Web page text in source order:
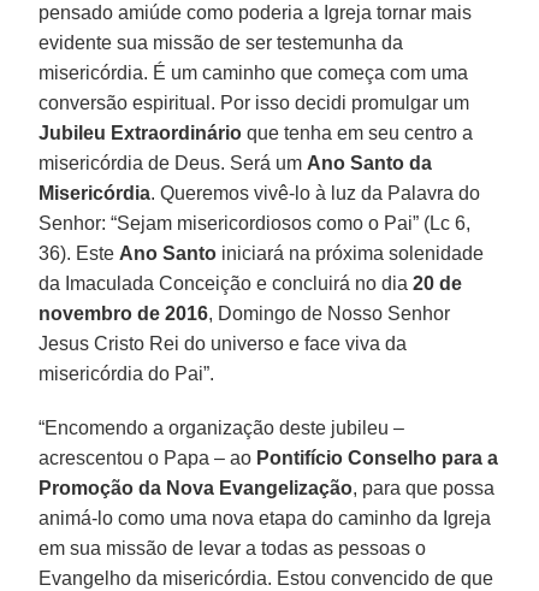
pensado amiúde como poderia a Igreja tornar mais
evidente sua missão de ser testemunha da
misericórdia. É um caminho que começa com uma
conversão espiritual. Por isso decidi promulgar um
Jubileu Extraordinário que tenha em seu centro a
misericórdia de Deus. Será um Ano Santo da
Misericórdia. Queremos vivê-lo à luz da Palavra do
Senhor: “Sejam misericordiosos como o Pai” (Lc 6,
36). Este Ano Santo iniciará na próxima solenidade
da Imaculada Conceição e concluirá no dia20 de
novembro de 2016, Domingo de Nosso Senhor
Jesus Cristo Rei do universo e face viva da
misericórdia do Pai”.
“Encomendo a organização deste jubileu –
acrescentou o Papa – ao Pontifício Conselho para a
Promoção da Nova Evangelização, para que possa
animá-lo como uma nova etapa do caminho da Igreja
em sua missão de levar a todas as pessoas o
Evangelho da misericórdia. Estou convencido de que